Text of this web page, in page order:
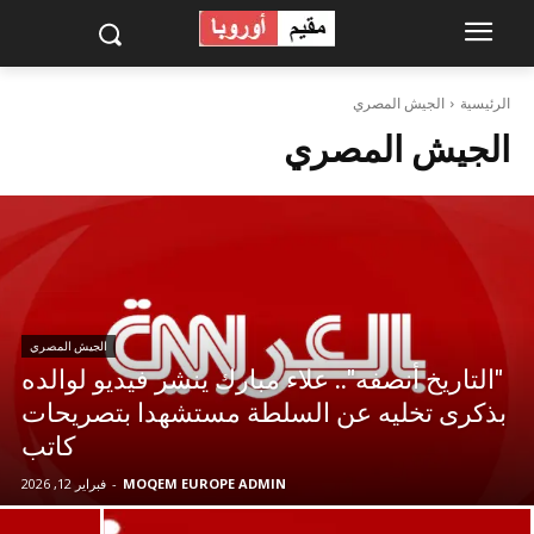
الرئيسية الجيش المصري
الجيش المصري
الجيش المصري
"التاريخ أنصفه".. علاء مبارك ينشر فيديو لوالده
بذكرى تخليه عن السلطة مستشهدا بتصريحات
كاتب
MOQEM EUROPE ADMIN
- فبراير 12, 2026